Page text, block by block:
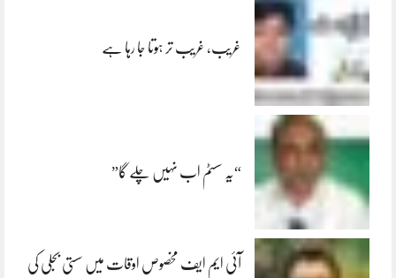
غریب، غریب تر ہوتا جا رہا ہے
“یہ سسٹم اب نہیں چلے گا”
آئی ایم ایف مخصوص اوقات میں سستی بجلی کی